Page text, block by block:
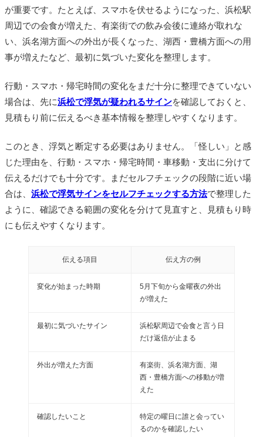
が重要です。たとえば、スマホを伏せるようになった、浜松駅
周辺での会食が増えた、有楽街での飲み会後に連絡が取れな
い、浜名湖方面への外出が長くなった、湖西・豊橋方面への用
事が増えたなど、最初に気づいた変化を整理します。
行動・スマホ・帰宅時間の変化をまだ十分に整理できていない
場合は、先に浜松で浮気が疑われるサインを確認しておくと、
見積もり前に伝えるべき基本情報を整理しやすくなります。
このとき、浮気と断定する必要はありません。「怪しい」と感
じた理由を、行動・スマホ・帰宅時間・車移動・支出に分けて
伝えるだけでも十分です。まだセルフチェックの段階に近い場
合は、 浜松で浮気サインをセルフチェックする方法で整理した
ように、確認できる範囲の変化を分けて見直すと、見積もり時
にも伝えやすくなります。
伝える項目 伝え方の例
変化が始まった時期
5月下旬から金曜夜の外出
が増えた
最初に気づいたサイン
浜松駅周辺で会食と言う日
だけ返信が止まる
外出が増えた方面
有楽街、浜名湖方面、湖
西・豊橋方面への移動が増
えた
確認したいこと
特定の曜日に誰と会ってい
るのかを確認したい